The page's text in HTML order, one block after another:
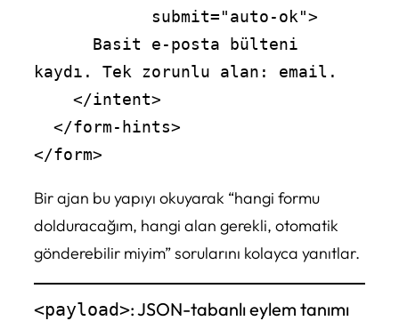
kaydı. Tek zorunlu alan: email.
Bir ajan bu yapıyı okuyarak “hangi formu
dolduracağım, hangi alan gerekli, otomatik
gönderebilir miyim” sorularını kolayca yanıtlar.
<payload>: JSON-tabanlı eylem tanımı